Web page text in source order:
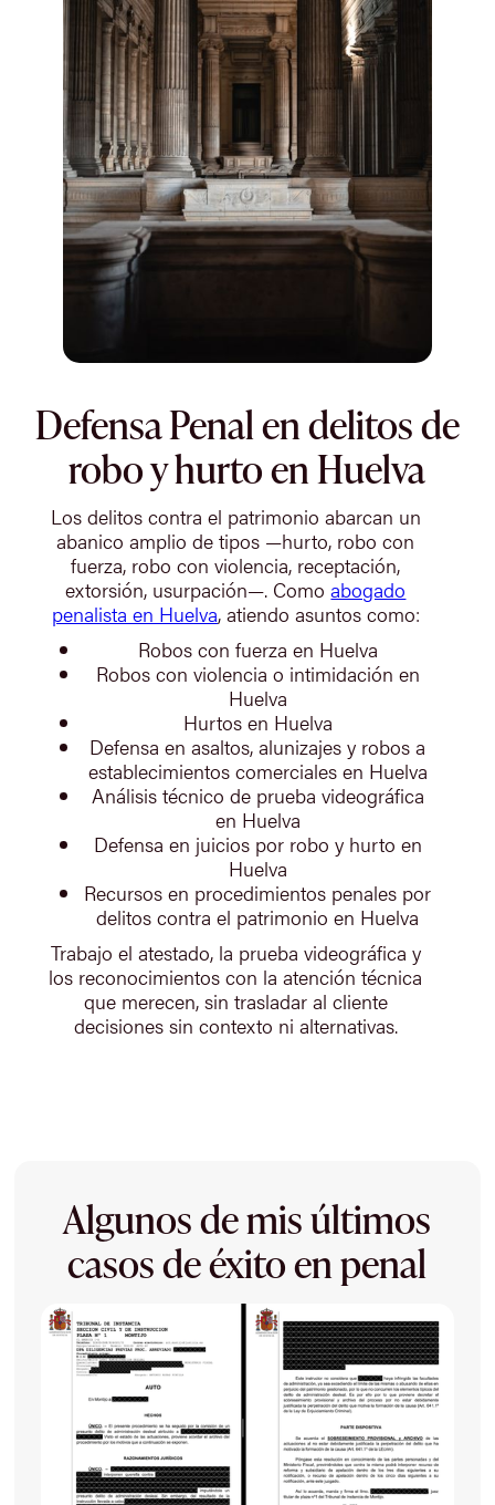
Defensa Penal en delitos de
robo y hurto en Huelva
Los delitos contra el patrimonio abarcan un
abanico amplio de tipos —hurto, robo con
fuerza, robo con violencia, receptación,
extorsión, usurpación—. Comoabogado
penalista en Huelva, atiendo asuntos como:
Robos con fuerza en Huelva
Robos con violencia o intimidación en
Huelva
Hurtos en Huelva
Defensa en asaltos, alunizajes y robos a
establecimientos comerciales en Huelva
Análisis técnico de prueba videográfica
en Huelva
Defensa en juicios por robo y hurto en
Huelva
Recursos en procedimientos penales por
delitos contra el patrimonio en Huelva
Trabajo el atestado, la prueba videográfica y
los reconocimientos con la atención técnica
que merecen, sin trasladar al cliente
decisiones sin contexto ni alternativas.
Algunos de mis últimos
casos de éxito en penal